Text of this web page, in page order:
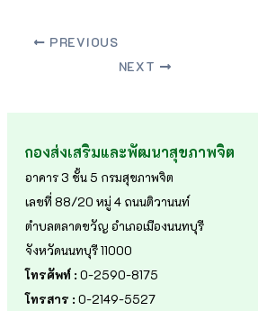
PREVIOUS
NEXT
กองส่งเสริมและพัฒนาสุขภาพจิต
อาคาร 3 ชั้น 5 กรมสุขภาพจิต
เลขที่ 88/20 หมู่ 4 ถนนติวานนท์
ตำบลตลาดขวัญ อำเภอเมืองนนทบุรี
จังหวัดนนทบุรี 11000
โทรศัพท์ : 0-2590-8175
โทรสาร : 0-2149-5527